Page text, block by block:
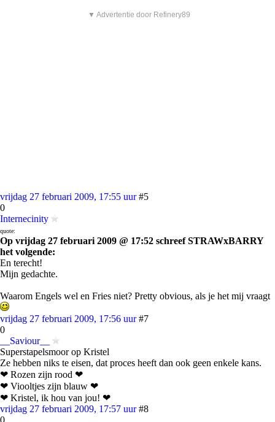
▼ Advertentie door Refinery89
vrijdag 27 februari 2009, 17:55 uur #5
0
Internecinity
quote:
Op vrijdag 27 februari 2009 @ 17:52 schreef STRAWxBARRY
het volgende:
En terecht!
Mijn gedachte.
Waarom Engels wel en Fries niet? Pretty obvious, als je het mij vraagt
vrijdag 27 februari 2009, 17:56 uur #7
0
__Saviour__
Superstapelsmoor op Kristel
Ze hebben niks te eisen, dat proces heeft dan ook geen enkele kans.
❤ Rozen zijn rood ❤
❤ Viooltjes zijn blauw ❤
❤ Kristel, ik hou van jou! ❤
vrijdag 27 februari 2009, 17:57 uur #8
0